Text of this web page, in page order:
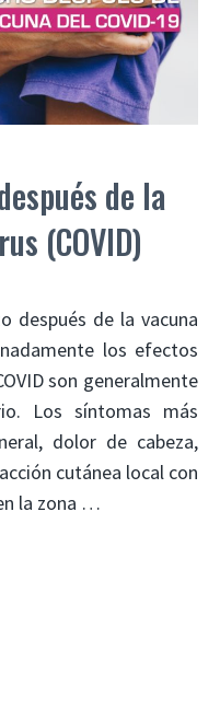
de la
(COVID)
después de la vacuna
los efectos
son generalmente
Los síntomas más
dolor de cabeza,
cutánea local con
la zona …